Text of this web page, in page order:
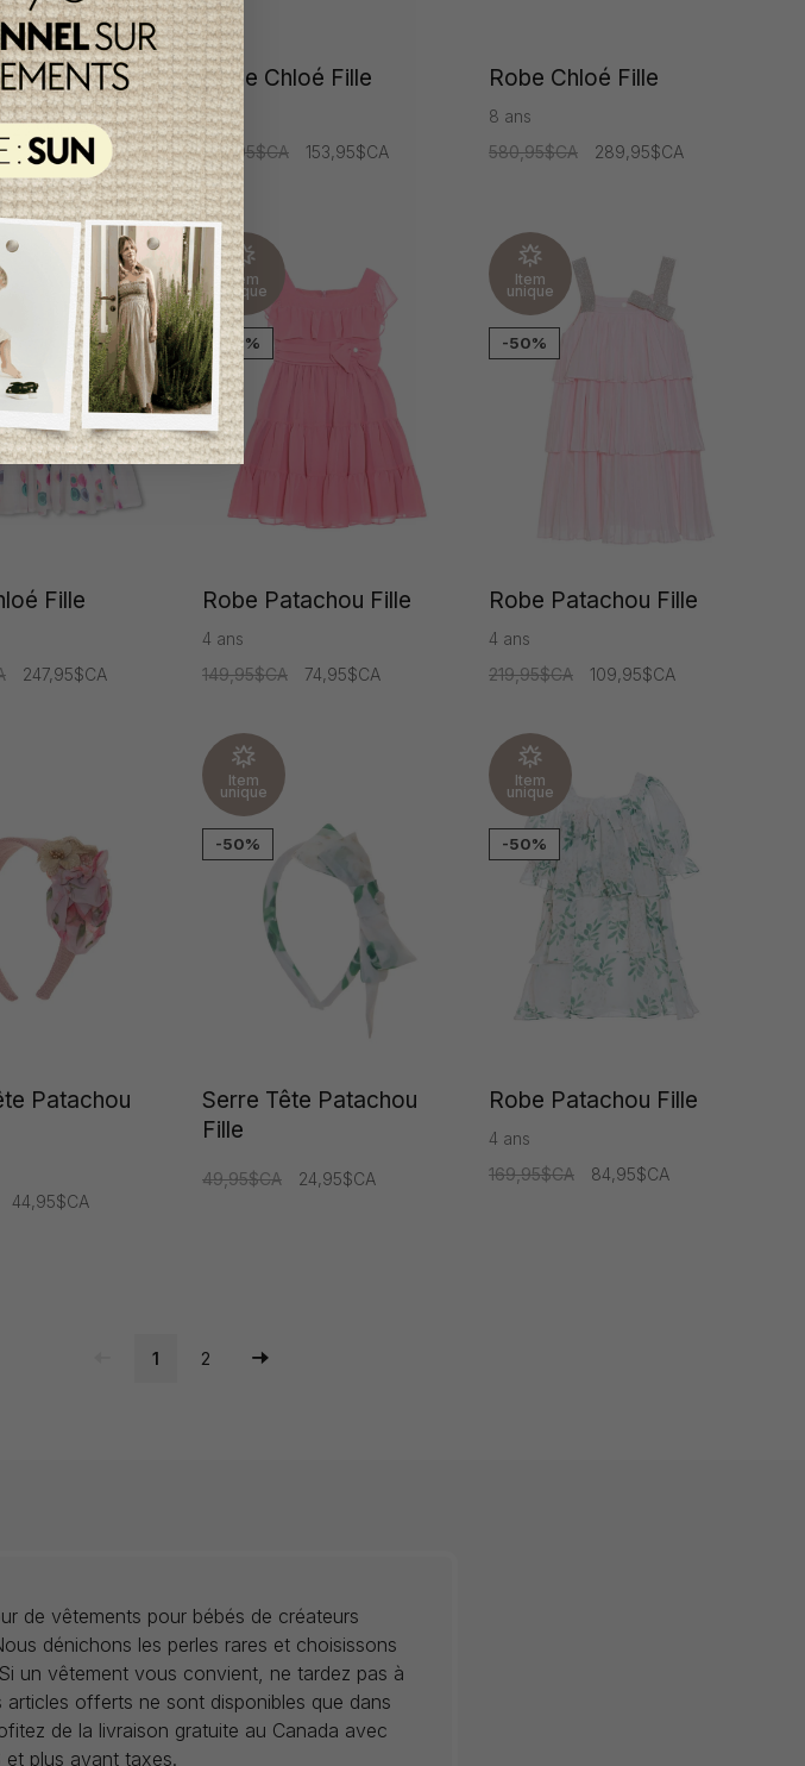
Fille
23,95$CA
Robe Chloé Fille
8 ans
307,95$CA
153,95$CA
Robe Chloé Fille
8 ans
580,95$CA
289,95$CA
Fille
247,95$CA
Item
unique
-50%
Robe Patachou Fille
4 ans
149,95$CA
74,95$CA
Item
unique
-50%
Robe Patachou Fille
4 ans
219,95$CA
109,95$CA
Patachou
44,95$CA
Item
unique
-50%
Serre Tête Patachou
Fille
49,95$CA 24,95$CA
Item
unique
-50%
Robe Patachou Fille
4 ans
169,95$CA
84,95$CA
1 2
de vêtements pour bébés de créateurs
dénichons les perles rares et choisissons
un vêtement vous convient, ne tardez pas à
offerts ne sont disponibles que dans
de la livraison gratuite au Canada avec
plus avant taxes.